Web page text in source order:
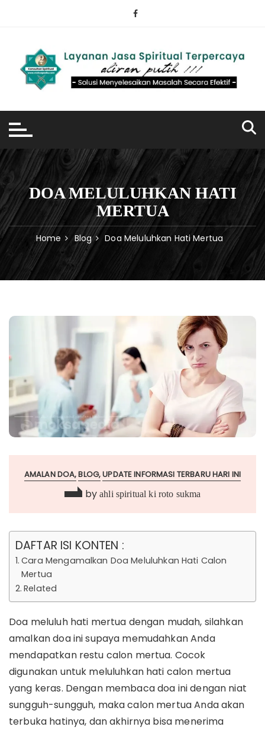
DOA MELULUHKAN HATI
MERTUA
Home Blog Doa Meluluhkan Hati Mertua
AMALAN DOA BLOG UPDATE INFORMASI TERBARU HARI INI
byahli spiritual ki roto sukma
DAFTAR ISI KONTEN :
Cara Mengamalkan Doa Meluluhkan Hati Calon
Mertua
Related
Doa meluluh hati mertua dengan mudah, silahkan
amalkan doa ini supaya memudahkan Anda
mendapatkan restu calon mertua. Cocok
digunakan untuk meluluhkan hati calon mertua
yang keras. Dengan membaca doa ini dengan niat
sungguh-sungguh, maka calon mertua Anda akan
terbuka hatinya, dan akhirnya bisa menerima